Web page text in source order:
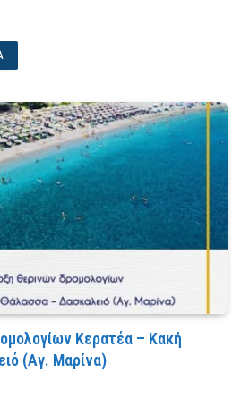
Κερατέα – Κακή
(Αγ. Μαρίνα)